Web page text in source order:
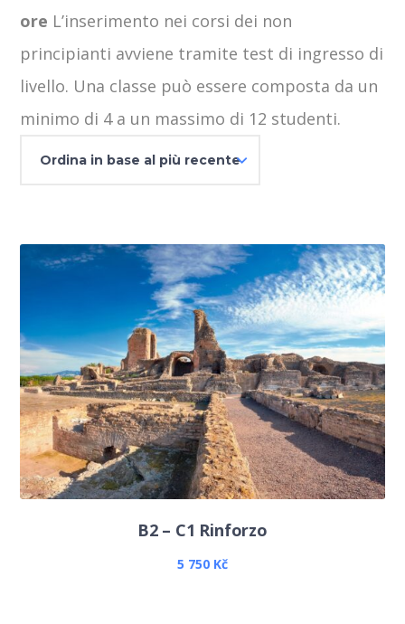
ore L’inserimento nei corsi dei non
principianti avviene tramite test di ingresso di
livello. Una classe può essere composta da un
minimo di 4 a un massimo di 12 studenti.
B2 – C1 Rinforzo
5 750 Kč